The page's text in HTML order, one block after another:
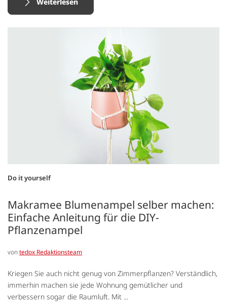
Weiterlesen
Do it yourself
Makramee Blumenampel selber machen:
Einfache Anleitung für die DIY-
Pflanzenampel
vontedox Redaktionsteam
Kriegen Sie auch nicht genug von Zimmerpflanzen? Verständlich,
immerhin machen sie jede Wohnung gemütlicher und
verbessern sogar die Raumluft. Mit ...